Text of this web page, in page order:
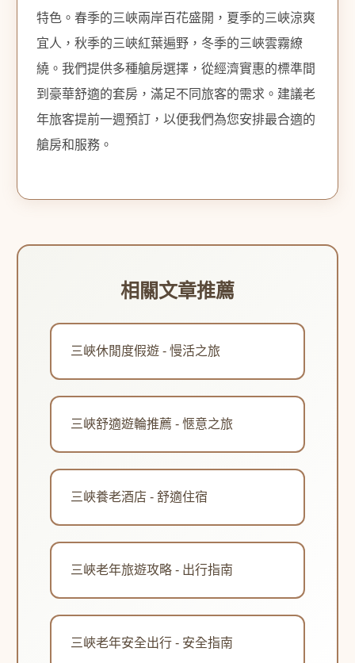
特色。春季的三峽兩岸百花盛開，夏季的三峽涼爽
宜人，秋季的三峽紅葉遍野，冬季的三峽雲霧繚
繞。我們提供多種艙房選擇，從經濟實惠的標準間
到豪華舒適的套房，滿足不同旅客的需求。建議老
年旅客提前一週預訂，以便我們為您安排最合適的
艙房和服務。
相關文章推薦
三峽休閒度假遊 - 慢活之旅
三峽舒適遊輪推薦 - 愜意之旅
三峽養老酒店 - 舒適住宿
三峽老年旅遊攻略 - 出行指南
三峽老年安全出行 - 安全指南